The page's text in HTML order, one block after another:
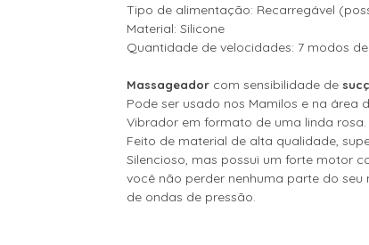
Tipo de alimentação: Recarregável
Material: Silicone
Quantidade de velocidades: 7 modos
Massageador com sensibilidade de
Pode ser usado nos Mamilos e na área
Vibrador em formato de uma linda rosa.
Feito de material de alta qualidade,
Silencioso, mas possui um forte motor
você não perder nenhuma parte do
de ondas de pressão.